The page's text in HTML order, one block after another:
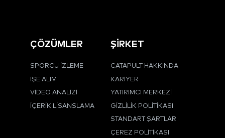
ÇÖZÜMLER
SPORCU İZLEME
İŞE ALIM
VIDEO ANALIZI
İÇERIK LISANSLAMA
ŞİRKET
CATAPULT HAKKINDA
KARIYER
YATIRIMCI MERKEZI
GIZLILIK POLITIKASI
STANDART ŞARTLAR
ÇEREZ POLITIKASI